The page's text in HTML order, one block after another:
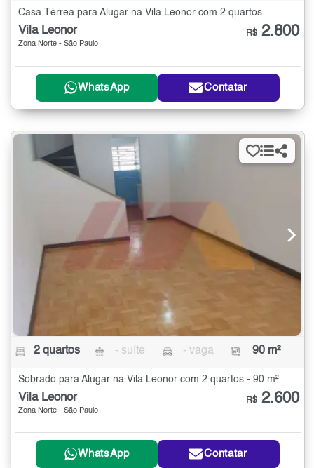
Casa Térrea para Alugar na Vila Leonor com 2 quartos
Vila Leonor
Zona Norte - São Paulo
R$ 2.800
WhatsApp Contatar
2 quartos - suíte - vaga 90 m²
Sobrado para Alugar na Vila Leonor com 2 quartos - 90 m²
Vila Leonor
Zona Norte - São Paulo
R$ 2.600
WhatsApp Contatar